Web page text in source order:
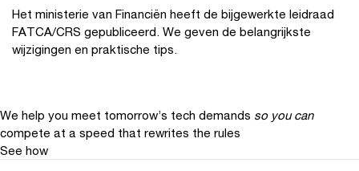
Het ministerie van Financiën heeft de bijgewerkte leidraad
FATCA/CRS gepubliceerd. We geven de belangrijkste
wijzigingen en praktische tips.
We help you meet tomorrow’s tech demands so you can
compete at a speed that rewrites the rules
See how